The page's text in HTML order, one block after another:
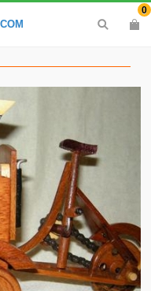
0